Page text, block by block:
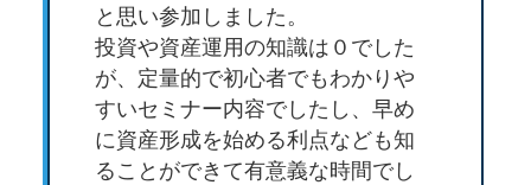
と思い参加しました。
投資や資産運用の知識は０でした
が、定量的で初心者でもわかりや
すいセミナー内容でしたし、早め
に資産形成を始める利点なども知
ることができて有意義な時間でし